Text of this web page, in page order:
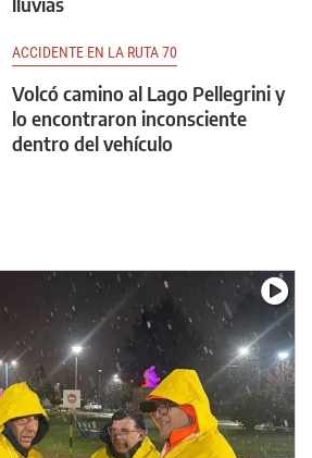
ACCIDENTE EN LA RUTA 70
Volcó camino al Lago Pellegrini y
lo encontraron inconsciente
dentro del vehículo